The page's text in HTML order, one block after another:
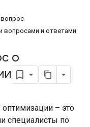
вопрос
вопросами и ответами
о
– это
специалисты по